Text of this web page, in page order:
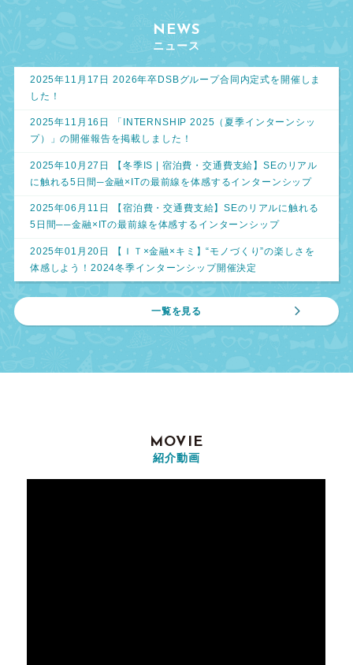
NEWS
ニュース
2025年11月17日 2026年卒DSBグループ合同内定式を開催しま
した！
2025年11月16日 「INTERNSHIP 2025（夏季インターンシッ
プ）」の開催報告を掲載しました！
2025年10月27日 【冬季IS | 宿泊費・交通費支給】SEのリアル
に触れる5日間─金融×ITの最前線を体感するインターンシップ
2025年06月11日 【宿泊費・交通費支給】SEのリアルに触れる
5日間──金融×ITの最前線を体感するインターンシップ
2025年01月20日 【ＩＴ×金融×キミ】“モノづくり”の楽しさを
体感しよう！2024冬季インターンシップ開催決定
一覧を見る
MOVIE
紹介動画